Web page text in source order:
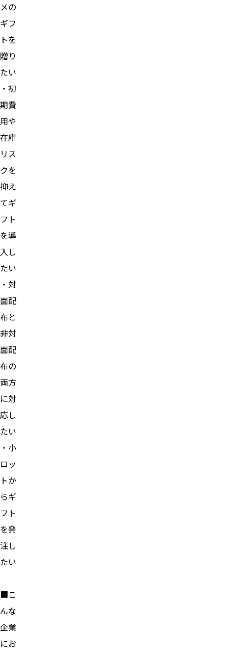
メの
ギフ
トを
贈り
たい
・初
期費
用や
在庫
リス
クを
抑え
てギ
フト
を導
入し
たい
・対
面配
布と
非対
面配
布の
両方
に対
応し
たい
・小
ロッ
トか
らギ
フト
を発
注し
たい
■こ
んな
企業
にお